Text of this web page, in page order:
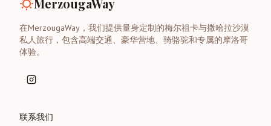
MerzougaWay
在MerzougaWay，我们提供量身定制的梅尔祖卡与撒哈拉沙漠
私人旅行，包含高端交通、豪华营地、骑骆驼和专属的摩洛哥
体验。
联系我们